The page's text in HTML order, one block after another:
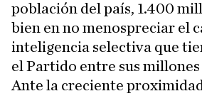
población del país, 1.400
bien en no menospreciar el
inteligencia selectiva que
el Partido entre sus
Ante la creciente